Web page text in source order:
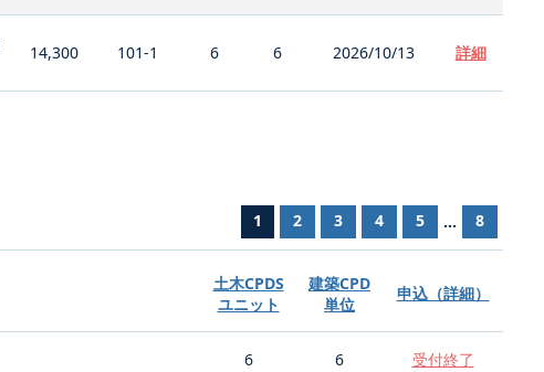
14,300 101-1 6 6 2026/10/13 詳細
1 2 3 4 5 ... 8
土木CPDS
ユニット
建築CPD
単位
申込（詳細）
6 6 受付終了